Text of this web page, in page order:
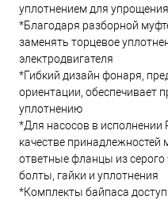
уплотнением для
*Благодаря разборной
заменять торцевое
электродвигателя
*Гибкий дизайн фонаря,
ориентации, обеспечивает
уплотнению
*Для насосов в исполнении
качестве
ответные фланцы из
болты, гайки и уплотнения
*Комплекты байпаса